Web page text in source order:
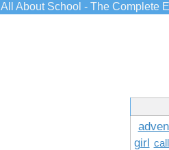
All About School - The Complete
girl